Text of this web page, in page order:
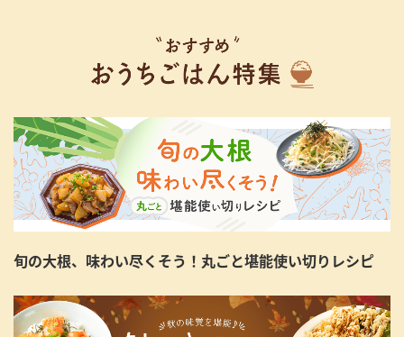
旬の大根、味わい尽くそう！丸ごと堪能使い切りレシピ